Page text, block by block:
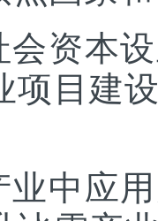
会资本
项目建
业中应